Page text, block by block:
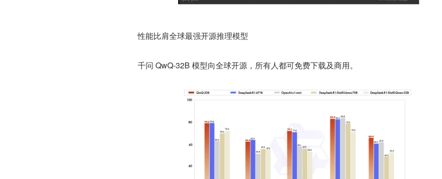
性能比肩全球最强开源推理模型
千问 QwQ-32B 模型向全球开源，所有人都可免费下载及商用。